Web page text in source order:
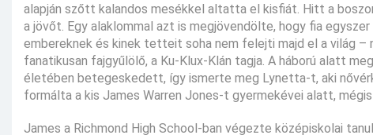
alapján szőtt kalandos mesékkel altatta el kisfiát. Hitt a
a jövőt. Egy alaklommal azt is megjövendölte, hogy fia
embereknek és kinek tetteit soha nem felejti majd el a világ
fanatikusan fajgyűlölő, a Ku-Klux-Klán tagja. A háború alatt
életében betegeskedett, így ismerte meg Lynetta-t, aki
formálta a kis James Warren Jones-t gyermekévei alatt,
James a Richmond High School-ban végezte középiskolai